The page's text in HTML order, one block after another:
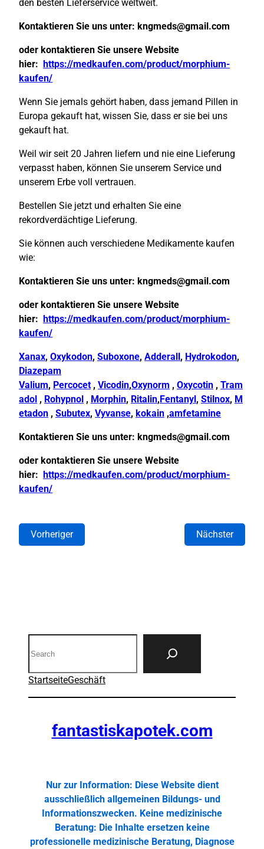
den besten Lieferservice weltweit.
Kontaktieren Sie uns unter: kngmeds@gmail.com
oder kontaktieren Sie unsere Website
hier:
https://medkaufen.com/product/morphium-
kaufen/
Wenn Sie jemals gehört haben, dass jemand Pillen in
Europa gekauft hat, wissen Sie, dass er sie bei uns
gekauft hat.
Weil wir seit 20 Jahren liefern und nie eine Lieferung
verpasst haben, können Sie unserem Service und
unserem Erbe voll vertrauen.
Bestellen Sie jetzt und erhalten Sie eine
rekordverdächtige Lieferung.
Sie können auch verschiedene Medikamente kaufen
wie:
Kontaktieren Sie uns unter: kngmeds@gmail.com
oder kontaktieren Sie unsere Website
hier:
https://medkaufen.com/product/morphium-
kaufen/
Xanax, Oxykodon, Suboxone, Adderall , Hydrokodon,
Diazepam
Valium, Percocet, Vicodin,Oxynorm , Oxycotin , Tram
adol , Rohypnol , Morphin, Ritalin, Fentanyl , Stilnox, M
etadon , Subutex, Vyvanse, kokain ,amfetamine
Kontaktieren Sie uns unter: kngmeds@gmail.com
oder kontaktieren Sie unsere Website
hier:
https://medkaufen.com/product/morphium-
kaufen/
Vorheriger Nächster
StartseiteGeschäft
fantastiskapotek.com
Nur zur Information: Diese Website dient
ausschließlich allgemeinen Bildungs- und
Informationszwecken. Keine medizinische
Beratung: Die Inhalte ersetzen keine
professionelle medizinische Beratung, Diagnose